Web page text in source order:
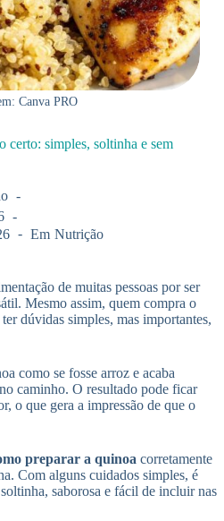
Canva PRO
certo: simples, soltinha e sem
Em Nutrição
de muitas pessoas por ser
Mesmo assim, quem compra o
dúvidas simples, mas importantes,
como se fosse arroz e acaba
caminho. O resultado pode ficar
o que gera a impressão de que o
preparar a quinoa corretamente
Com alguns cuidados simples, é
saborosa e fácil de incluir nas